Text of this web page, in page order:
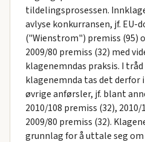
tildelingsprosessen.
avlyse konkurransen, jf. EU-
("Wienstrom") premiss (95)
2009/80 premiss (32) med
klagenemndas praksis. I
klagenemnda tas det
øvrige anførsler, jf. blant
2010/108 premiss (32),
2009/80 premiss (32).
grunnlag for å uttale seg